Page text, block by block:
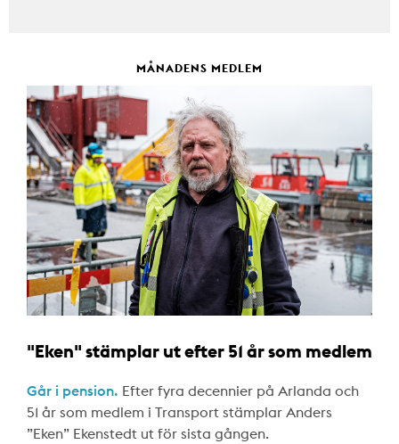
MÅNADENS MEDLEM
"Eken" stämplar ut efter 51 år som medlem
Går i pension. Efter fyra decennier på Arlanda och
51 år som medlem i Transport stämplar Anders
”Eken” Ekenstedt ut för sista gången.